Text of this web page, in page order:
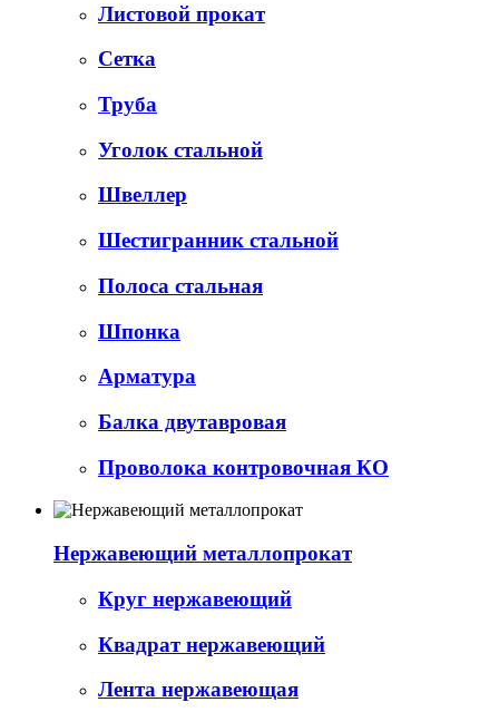
Листовой прокат
Сетка
Труба
Уголок стальной
Швеллер
Шестигранник стальной
Полоса стальная
Шпонка
Арматура
Балка двутавровая
Проволока контровочная КО
Нержавеющий металлопрокат
Круг нержавеющий
Квадрат нержавеющий
Лента нержавеющая